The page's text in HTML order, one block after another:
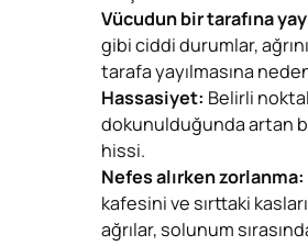
Vücudun bir tarafına
gibi ciddi durumlar,
tarafa yayılmasına
Hassasiyet: Belirli
dokunulduğunda artan
hissi.
Nefes alırken zorlanma:
kafesini ve sırttaki
ağrılar, solunum